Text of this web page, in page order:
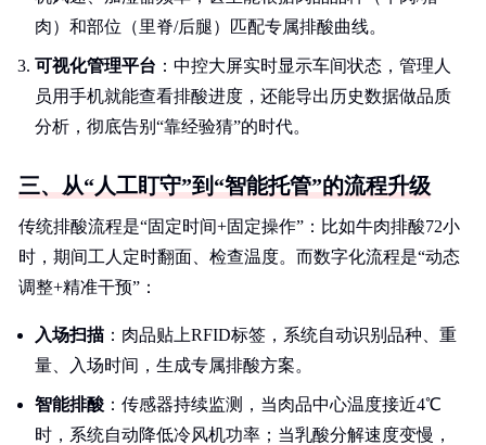
肉）和部位（里脊/后腿）匹配专属排酸曲线。
可视化管理平台 ：中控大屏实时显示车间状态，管理人
员用手机就能查看排酸进度，还能导出历史数据做品质
分析，彻底告别“靠经验猜”的时代。
三、从“人工盯守”到“智能托管”的流程升级
传统排酸流程是“固定时间+固定操作”：比如牛肉排酸72小
时，期间工人定时翻面、检查温度。而数字化流程是“动态
调整+精准干预”：
入场扫描 ：肉品贴上RFID标签，系统自动识别品种、重
量、入场时间，生成专属排酸方案。
智能排酸 ：传感器持续监测，当肉品中心温度接近4℃
时，系统自动降低冷风机功率；当乳酸分解速度变慢，